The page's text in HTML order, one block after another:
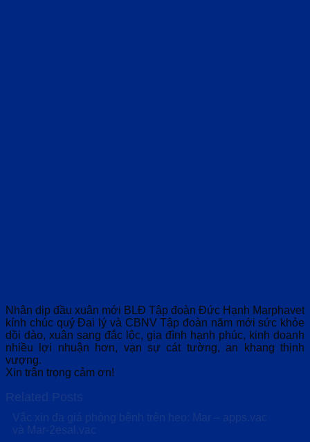
Nhân dịp đầu xuân mới BLĐ Tập đoàn Đức Hạnh Marphavet
kính chúc quý Đại lý và CBNV Tập đoàn năm mới sức khỏe
dồi dào, xuân sang đắc lộc, gia đình hạnh phúc, kinh doanh
nhiều lợi nhuận hơn, vạn sự cát tường, an khang thịnh
vượng.
Xin trân trọng cảm ơn!
Related Posts
Vắc xin đa giá phòng bệnh trên heo: Mar – apps.vac
và Mar-2esal.vac